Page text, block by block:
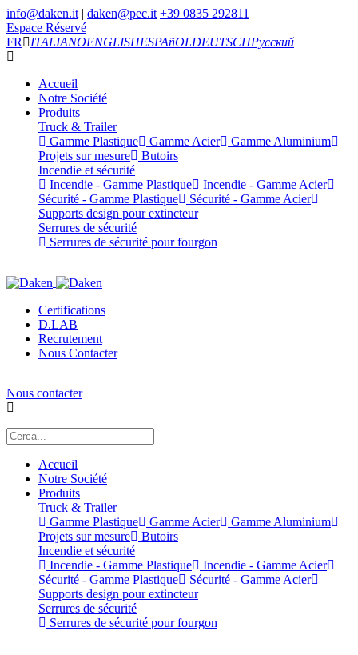
info@daken.it | daken@pec.it +39 0835 292811
Espace Réservé
FR
ITALIANOENGLISHESPAñOLDEUTSCHРусский
Accueil
Notre Société
Produits
Truck & Trailer
Gamme Plastique
Gamme Acier
Gamme Aluminium
Projets sur mesure
Butoirs
Incendie et sécurité
Incendie - Gamme Plastique
Incendie - Gamme Acier
Sécurité - Gamme Plastique
Sécurité - Gamme Acier
Supports design pour extincteur
Serrures de sécurité
Serrures de sécurité pour fourgon
Certifications
D.LAB
Recrutement
Nous Contacter
Nous contacter
Accueil
Notre Société
Produits
Truck & Trailer
Gamme Plastique
Gamme Acier
Gamme Aluminium
Projets sur mesure
Butoirs
Incendie et sécurité
Incendie - Gamme Plastique
Incendie - Gamme Acier
Sécurité - Gamme Plastique
Sécurité - Gamme Acier
Supports design pour extincteur
Serrures de sécurité
Serrures de sécurité pour fourgon